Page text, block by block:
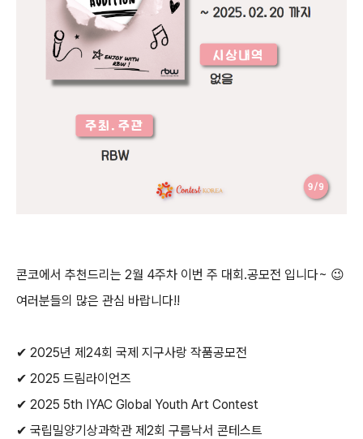
콘코에서 추천드리는 2월 4주차 이번 주 대회 .공모전 입니다~ 😉
여러분들의 많은 관심 바랍니다!!
✔ 2025년 제 24회 국제 지구사랑 작품공모전
✔ 2025 드림라이언즈
✔ 2025 5th IYAC Global Youth Art Contest
✔ 국립밀양기상과학관 제 2회 구름낙서 콘테스트